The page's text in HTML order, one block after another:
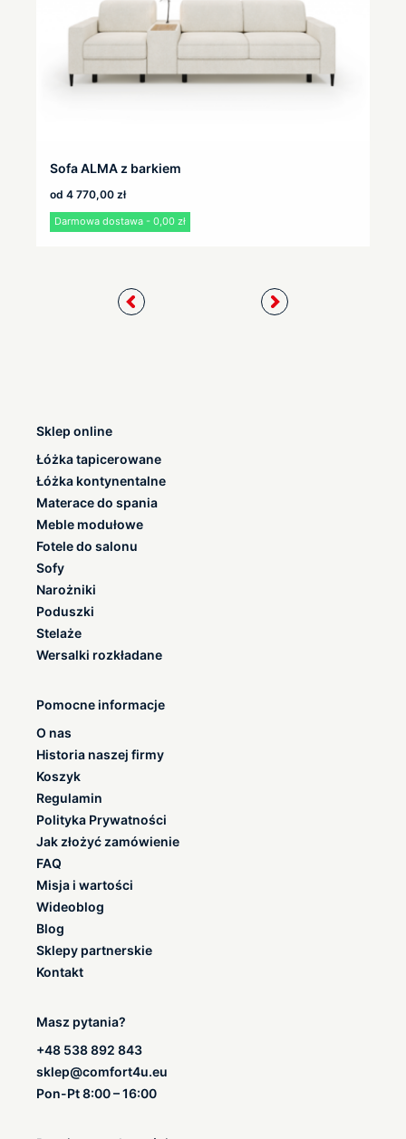
Sofa ALMA z barkiem
od 4 770,00 zł
Darmowa dostawa - 0,00 zł
Sklep online
Łóżka tapicerowane
Łóżka kontynentalne
Materace do spania
Meble modułowe
Fotele do salonu
Sofy
Narożniki
Poduszki
Stelaże
Wersalki rozkładane
Pomocne informacje
O nas
Historia naszej firmy
Koszyk
Regulamin
Polityka Prywatności
Jak złożyć zamówienie
FAQ
Misja i wartości
Wideoblog
Blog
Sklepy partnerskie
Kontakt
Masz pytania?
+48 538 892 843
sklep@comfort4u.eu
Pon-Pt 8:00 – 16:00